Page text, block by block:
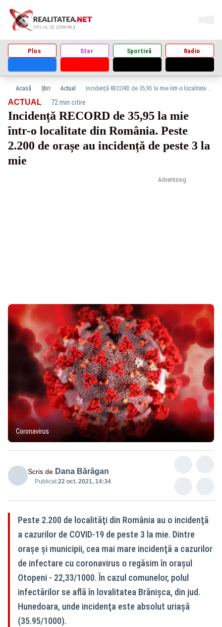
Plus Star Sportivă Radio
Acasă Știri Actual Incidență RECORD de 35,95 la mie într-o localitate din România. Peste 2.200 de orașe au incidență de peste 3 la mie
Advertising
ACTUAL· 72 min citire
Incidență RECORD de 35,95 la mie
într-o localitate din România. Peste
2.200 de orașe au incidență de peste 3 la
mie
Coronavirus
Scris de Dana Bărăgan
Publicat:22 oct. 2021, 14:34
Peste 2.200 de localităţi din România au o incidenţă
a cazurilor de COVID-19 de peste 3 la mie. Dintre
oraşe şi municipii, cea mai mare incidenţă a cazurilor
de infectare cu coronavirus o regăsim în orașul
Otopeni - 22,33/1000. În cazul comunelor, polul
infectărilor se află în lovalitatea Brănişca, din jud.
Hunedoara, unde incidenţa este absolut uriașă
(35.95/1000).